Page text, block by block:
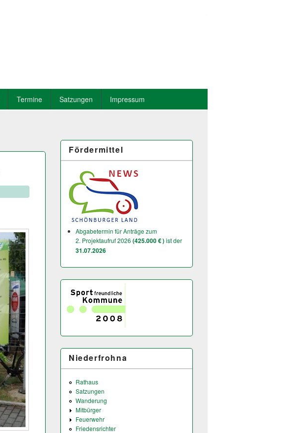
Termine Satzungen Impressum
Fördermittel
Abgabetermin für Anträge zum
2. Projektaufruf 2026 (425.000 € )ist der
31.07.2026
Niederfrohna
Rathaus
Satzungen
Wanderung
Mitbürger
Feuerwehr
Friedensrichter